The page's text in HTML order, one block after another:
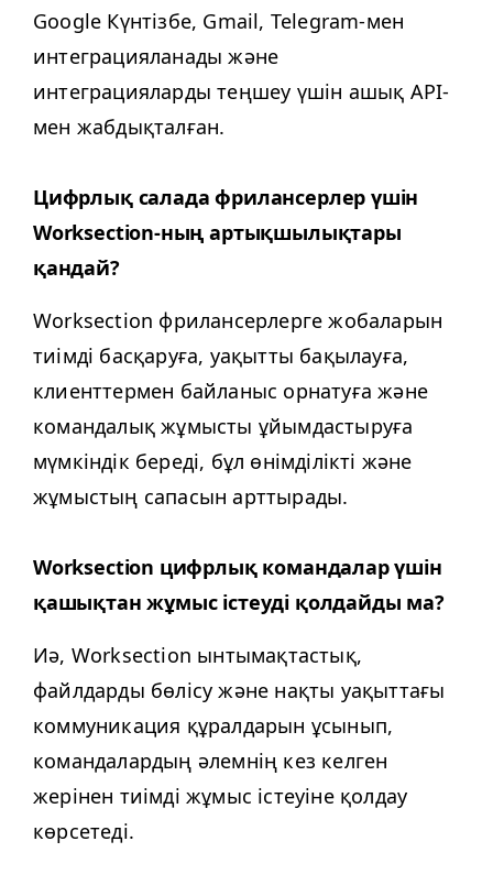
Google Күнтізбе, Gmail, Telegram-мен
интеграцияланады және
интеграцияларды теңшеу үшін ашық API-
мен жабдықталған.
Цифрлық салада фрилансерлер үшін
Work­sec­tion-ның артықшылықтары
қандай?
Work­sec­tion фрилансерлерге жобаларын
тиімді басқаруға, уақытты бақылауға,
клиенттермен байланыс орнатуға және
командалық жұмысты ұйымдастыруға
мүмкіндік береді, бұл өнімділікті және
жұмыстың сапасын арттырады.
Work­sec­tion цифрлық командалар үшін
қашықтан жұмыс істеуді қолдайды ма?
Иә, Work­sec­tion ынтымақтастық,
файлдарды бөлісу және нақты уақыттағы
коммуникация құралдарын ұсынып,
командалардың әлемнің кез келген
жерінен тиімді жұмыс істеуіне қолдау
көрсетеді.